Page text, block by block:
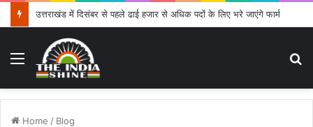
उत्तराखंड में दिसंबर से पहले ढाई हजार से अधिक पदों के लिए भरे जाएंगे फार्म
Menu
Home / Blog